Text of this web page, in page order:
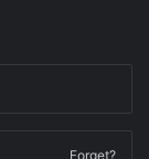
Forget?